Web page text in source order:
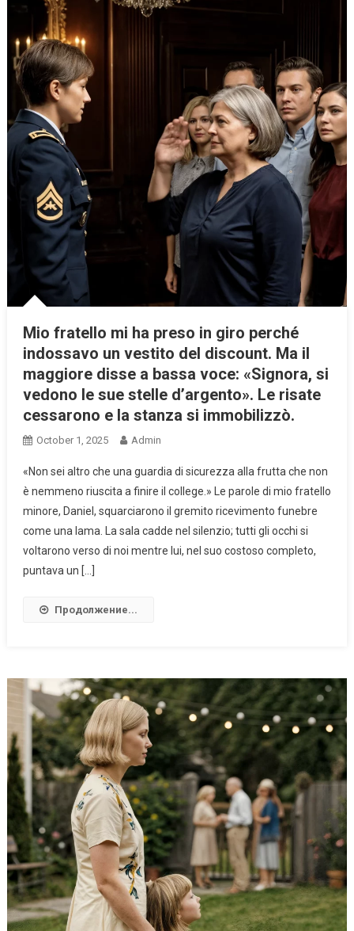
Mio fratello mi ha preso in giro perché
indossavo un vestito del discount. Ma il
maggiore disse a bassa voce: «Signora, si
vedono le sue stelle d’argento». Le risate
cessarono e la stanza si immobilizzò.
October 1, 2025 Admin
«Non sei altro che una guardia di sicurezza alla frutta che non
è nemmeno riuscita a finire il college.» Le parole di mio fratello
minore, Daniel, squarciarono il gremito ricevimento funebre
come una lama. La sala cadde nel silenzio; tutti gli occhi si
voltarono verso di noi mentre lui, nel suo costoso completo,
puntava un […]
Продолжение...